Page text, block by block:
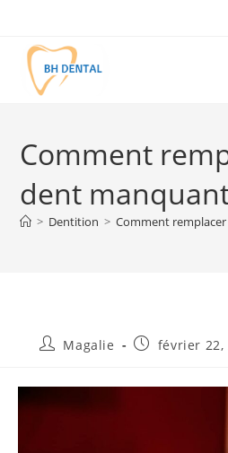
Comment
dent
> Dentition > Comment
Magalie février 22,